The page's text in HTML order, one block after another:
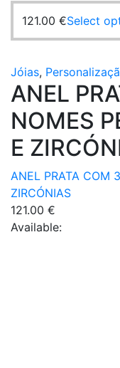
121.00 €Select
Jóias,
ANEL
NOMES
E
ANEL PRATA COM
ZIRCÓNIAS
121.00 €
Available: